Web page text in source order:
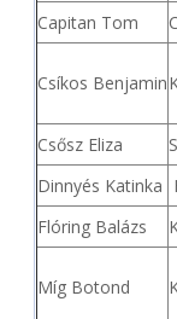
Capitan Tom
Csíkos Benjamin
Csősz Eliza
Dinnyés Katinka
Flóring Balázs
Míg Botond